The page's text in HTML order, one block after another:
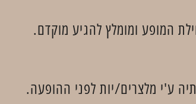
המופע ומומלץ להגיע מוקדם.
ע'י מלצרים/יות לפני ההופעה.